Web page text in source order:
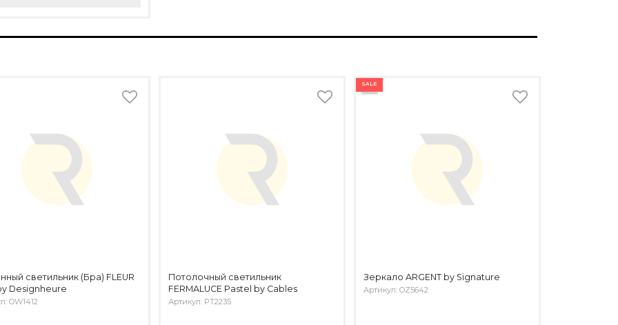
светильник (Бра) FLEUR
Designheure
OW1412
Потолочный светильник
FERMALUCE Pastel by Cables
Артикул: PT2235
SALE
Зеркало ARGENT by Signature
Артикул: OZ5642